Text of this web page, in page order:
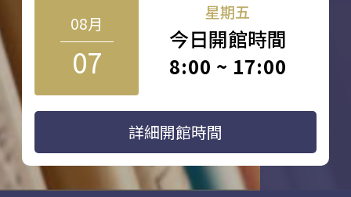
08月
07
星期五
今日開館時間
8:00 ~ 17:00
詳細開館時間